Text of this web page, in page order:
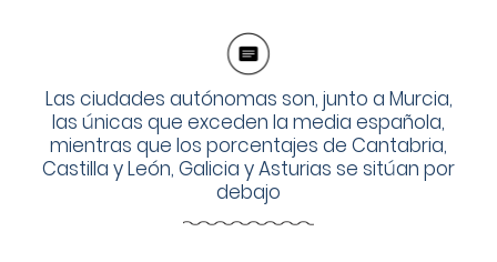
Las ciudades autónomas son, junto a Murcia,
las únicas que exceden la media española,
mientras que los porcentajes de Cantabria,
Castilla y León, Galicia y Asturias se sitúan por
debajo